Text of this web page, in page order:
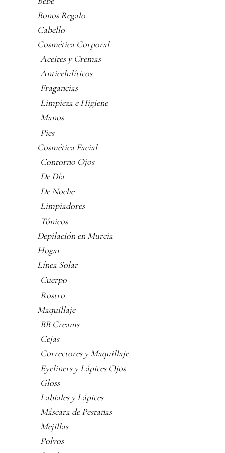
Bonos Regalo
Cabello
Cosmética Corporal
Aceites y Cremas
Anticelulíticos
Fragancias
Limpieza e Higiene
Manos
Pies
Cosmética Facial
Contorno Ojos
De Día
De Noche
Limpiadores
Tónicos
Depilación en Murcia
Hogar
Línea Solar
Cuerpo
Rostro
Maquillaje
BB Creams
Cejas
Correctores y Maquillaje
Eyeliners y Lápices Ojos
Gloss
Labiales y Lápices
Máscara de Pestañas
Mejillas
Polvos